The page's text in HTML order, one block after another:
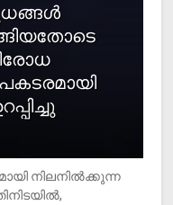
നിലനില്‍ക്കുന്ന